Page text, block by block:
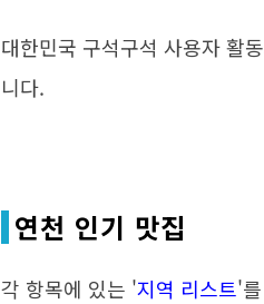
대한민국 구석구석 사용자 활
니다.
연천 인기 맛집
각 항목에 있는 '지역 리스트'